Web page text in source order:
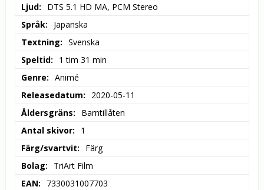
Ljud
DTS 5.1 HD MA, PCM Stereo
Språk
Japanska
Textning
Svenska
Speltid
1 tim 31 min
Genre
Animé
Releasedatum
2020-05-11
Åldersgräns
Barntillåten
Antal skivor
1
Färg/svartvit
Färg
Bolag
TriArt Film
EAN
7330031007703